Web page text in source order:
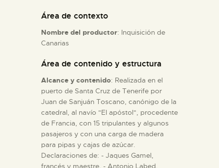
ESPAÑOL
Área de contexto
Nombre del productor: Inquisición de
Canarias
Área de contenido y estructura
Alcance y contenido: Realizada en el
puerto de Santa Cruz de Tenerife por
Juan de Sanjuán Toscano, canónigo de la
catedral, al navío "El apóstol", procedente
de Francia, con 15 tripulantes y algunos
pasajeros y con una carga de madera
para pipas y cajas de azúcar.
Declaraciones de: - Jaques Gamel,
francés y maestre. - Antonio Labed,